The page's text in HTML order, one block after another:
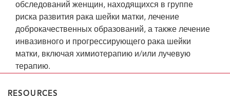
обследований женщин, находящихся в группе
риска развития рака шейки матки, лечение
доброкачественных образований, а также лечение
инвазивного и прогрессирующего рака шейки
матки, включая химиотерапию и/или лучевую
терапию.
RESOURCES